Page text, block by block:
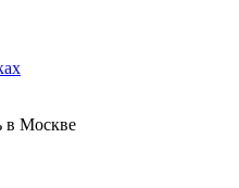
в Москве